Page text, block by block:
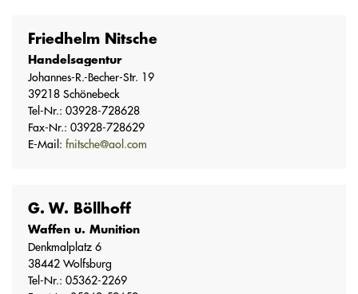
Friedhelm Nitsche
Handelsagentur
Johannes-R.-Becher-Str. 19
39218 Schönebeck
Tel-Nr.: 03928-728628
Fax-Nr.: 03928-728629
E-Mail: fnitsche@aol.com
G. W. Böllhoff
Waffen u. Munition
Denkmalplatz 6
38442 Wolfsburg
Tel-Nr.: 05362-2269